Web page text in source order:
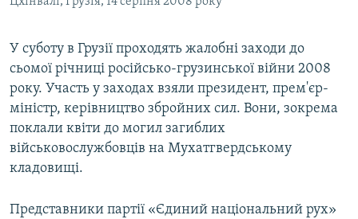
УКРАЇНСЬКА ПРОБЛЕМА КРИМУ
Усі сайти RFE/RL
У суботу в Грузії проходять жалобні заходи до
сьомої річниці російсько-грузинської війни 2008
року. Участь у заходах взяли президент, прем'єр-
міністр, керівництво збройних сил. Вони, зокрема
поклали квіти до могил загиблих
військовослужбовців на Мухатгвердському
кладовищі.
Представники партії «Єдиний національний рух»